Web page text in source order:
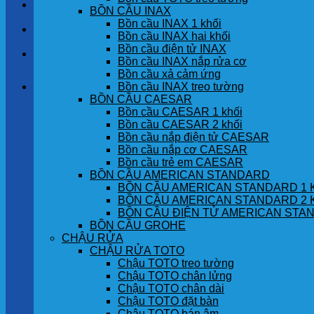
GÓC KHÁCH HÀNG
Chưa có sản phẩm trong giỏ hàng.
BỒN CẦU INAX
Bồn cầu INAX 1 khối
Bồn cầu INAX hai khối
Bồn cầu điện tử INAX
Bồn cầu INAX nắp rửa cơ
Bồn cầu xả cảm ứng
Bồn cầu INAX treo tường
BỒN CẦU CAESAR
Bồn cầu CAESAR 1 khối
Bồn cầu CAESAR 2 khối
Bồn cầu nắp điện tử CAESAR
Bồn cầu nắp cơ CAESAR
Bồn cầu trẻ em CAESAR
BỒN CẦU AMERICAN STANDARD
BỒN CẦU AMERICAN STANDARD 1
BỒN CẦU AMERICAN STANDARD 2
BỒN CẦU ĐIỆN TỬ AMERICAN
BỒN CẦU GROHE
CHẬU RỬA
CHẬU RỬA TOTO
Chậu TOTO treo tường
Chậu TOTO chân lửng
Chậu TOTO chân dài
Chậu TOTO đặt bàn